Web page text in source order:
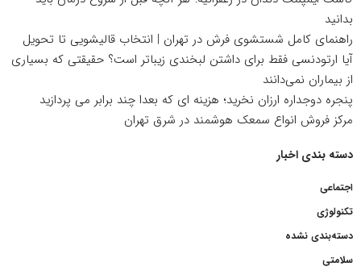
بدانید
راهنمای کامل شستشوی فرش در تهران | انتخاب قالیشویی تا تحویل
آیا ارتودنسی فقط برای داشتن لبخندی زیباتر است؟ حقیقتی که بسیاری
از بیماران نمی‌دانند
پنجره دوجداره ارزان نخرید؛ هزینه ای که بعدا چند برابر می پردازید
مرکز فروش انواع سمعک هوشمند در شرق تهران
دسته بندی اخبار
اجتماعی
تکنولوژی
دسته‌بندی نشده
سلامتی